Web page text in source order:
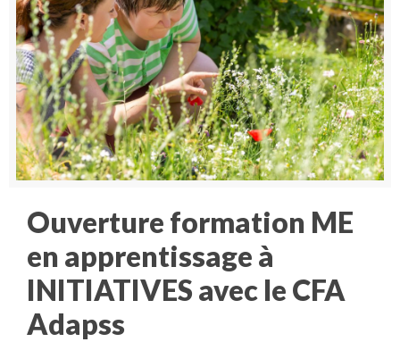
Ouverture formation ME
en apprentissage à
INITIATIVES avec le CFA
Adapss